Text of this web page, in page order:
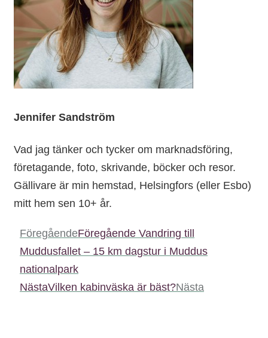
Jennifer Sandström
Vad jag tänker och tycker om marknadsföring,
företagande, foto, skrivande, böcker och resor.
Gällivare är min hemstad, Helsingfors (eller Esbo)
mitt hem sen 10+ år.
FöregåendeFöregående Vandring till
Muddusfallet – 15 km dagstur i Muddus
nationalpark
NästaVilken kabinväska är bäst?Nästa